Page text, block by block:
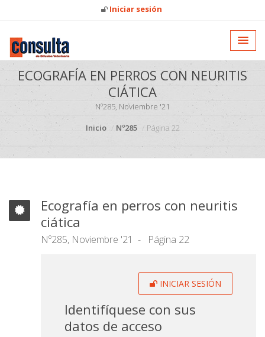
Iniciar sesión
ECOGRAFÍA EN PERROS CON NEURITIS
CIÁTICA
Nº285, Noviembre '21
Inicio
Nº285 Página 22
Ecografía en perros con neuritis
ciática
Nº285, Noviembre '21 Página 22
INICIAR SESIÓN
Identifíquese con sus
datos de acceso